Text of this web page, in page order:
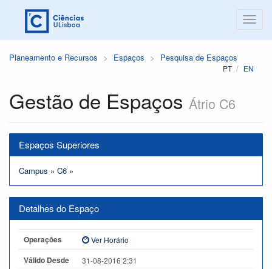
Planeamento e Recursos Espaços Pesquisa de Espaços
PT EN
Gestão de Espaços Átrio C6
Espaços Superiores
Campus » C6 »
Detalhes do Espaço
Operações Ver Horário
Válido Desde 31-08-2016 2:31